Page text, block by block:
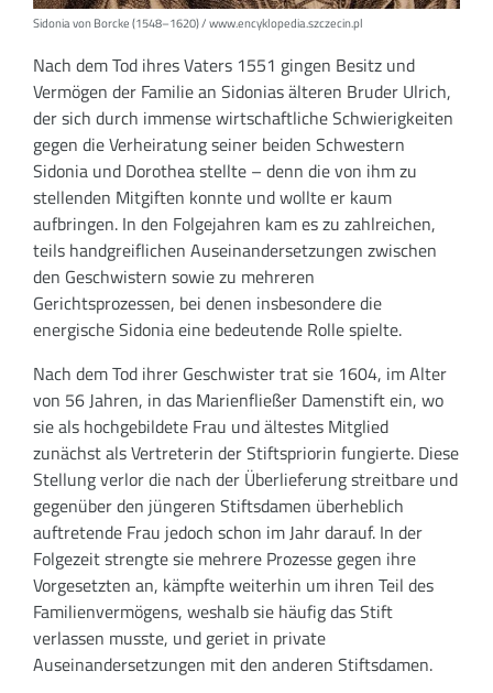
Sidonia von Borcke (1548–1620) / www.encyklopedia.szczecin.pl
Nach dem Tod ihres Vaters 1551 gingen Besitz und
Vermögen der Familie an Sidonias älteren Bruder Ulrich,
der sich durch immense wirtschaftliche Schwierigkeiten
gegen die Verheiratung seiner beiden Schwestern
Sidonia und Dorothea stellte – denn die von ihm zu
stellenden Mitgiften konnte und wollte er kaum
aufbringen. In den Folgejahren kam es zu zahlreichen,
teils handgreiflichen Auseinandersetzungen zwischen
den Geschwistern sowie zu mehreren
Gerichtsprozessen, bei denen insbesondere die
energische Sidonia eine bedeutende Rolle spielte.
Nach dem Tod ihrer Geschwister trat sie 1604, im Alter
von 56 Jahren, in das Marienfließer Damenstift ein, wo
sie als hochgebildete Frau und ältestes Mitglied
zunächst als Vertreterin der Stiftspriorin fungierte. Diese
Stellung verlor die nach der Überlieferung streitbare und
gegenüber den jüngeren Stiftsdamen überheblich
auftretende Frau jedoch schon im Jahr darauf. In der
Folgezeit strengte sie mehrere Prozesse gegen ihre
Vorgesetzten an, kämpfte weiterhin um ihren Teil des
Familienvermögens, weshalb sie häufig das Stift
verlassen musste, und geriet in private
Auseinandersetzungen mit den anderen Stiftsdamen.